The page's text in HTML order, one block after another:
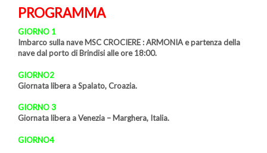
PROGRAMMA
GIORNO 1
Imbarco sulla nave MSC CROCIERE : ARMONIA e partenza della
nave dal porto di Brindisi alle ore 18:00.
GIORNO2
Giornata libera a Spalato, Croazia.
GIORNO 3
Giornata libera a Venezia – Marghera, Italia.
GIORNO4